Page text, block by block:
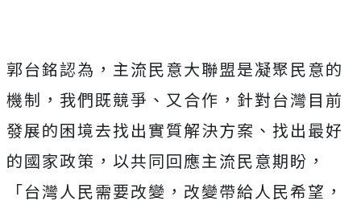
郭台銘認為，主流民意大聯盟是凝聚民意的
機制，我們既競爭、又合作，針對台灣目前
發展的困境去找出實質解決方案、找出最好
的國家政策，以共同回應主流民意期盼，
「台灣人民需要改變，改變帶給人民希望，